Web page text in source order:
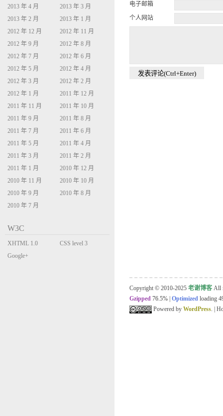
电子邮箱
个人网站
2013 年 4 月
2013 年 3 月
2013 年 2 月
2013 年 1 月
2012 年 12 月
2012 年 11 月
2012 年 9 月
2012 年 8 月
2012 年 7 月
2012 年 6 月
2012 年 5 月
2012 年 4 月
2012 年 3 月
2012 年 2 月
2012 年 1 月
2011 年 12 月
2011 年 11 月
2011 年 10 月
2011 年 9 月
2011 年 8 月
2011 年 7 月
2011 年 6 月
2011 年 5 月
2011 年 4 月
2011 年 3 月
2011 年 2 月
2011 年 1 月
2010 年 12 月
2010 年 11 月
2010 年 10 月
2010 年 9 月
2010 年 8 月
2010 年 7 月
W3C
XHTML 1.0
Transitional
CSS level 3
Google+
Copyright © 2010-2025 老谢博客 All
Gzipped 76.5% Optimized loading
Powered by WordPress. |